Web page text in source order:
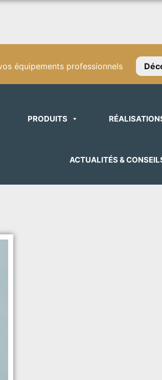
équipements professionnels
PRODUITS
ACTUALITÉS &